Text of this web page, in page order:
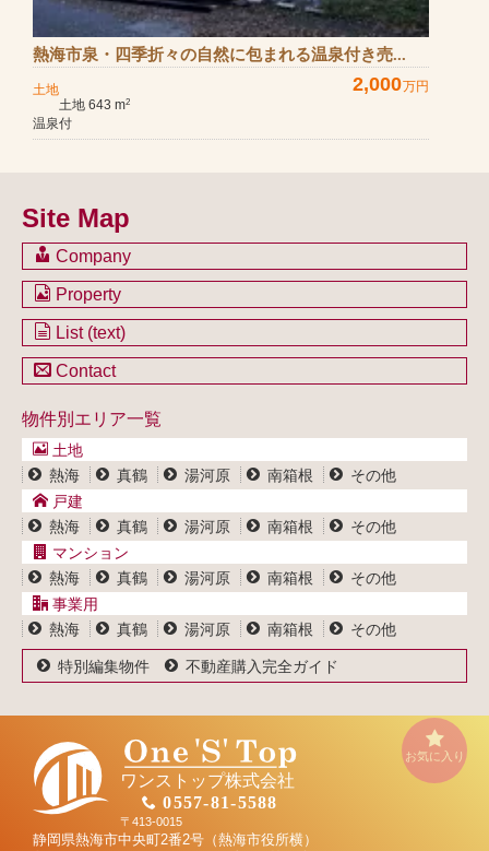
熱海市泉・四季折々の自然に包まれる温泉付き売...
土地 2,000万円
土地 643 m2
温泉付
Site Map
Company
会社のご案内
不動産を売却したい方
不動産買取システム
Property
土地一覧
マンション一覧
事業用物件一覧
List (text)
土地一覧
マンション一覧
事業用物件一覧
Contact
ブログ
プライバシーポリシー
サイトポリシー
物件別エリア一覧
土地
熱海
真鶴 湯河原 南箱根
その他
戸建
熱海
真鶴 湯河原 南箱根
その他
マンション
熱海
真鶴 湯河原 南箱根
その他
事業用
熱海
真鶴 湯河原 南箱根 その他
特別編集物件 不動産購入完全ガイド
お気に入り
ワンストップ株式会社
0557-81-5588
〒413-0015
静岡県熱海市中央町2番2号（熱海市役所横）